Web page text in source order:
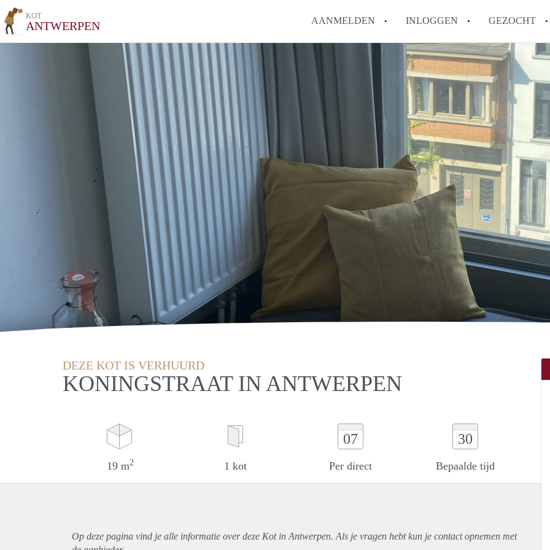
KOT
ANTWERPEN AANMELDEN INLOGGEN GEZOCHT
Zijn kosten zoals water,
kot?
Wat is het Vlaams
Wat is het verschil tussen
Hoeveel kost een
Wanneer moet ik
Alle veelgestelde vragen
DEZE KOT IS VERHUURD
KONINGSTRAAT IN ANTWERPEN
19 m2 1 kot
07
Per direct
30
Bepaalde tijd
Op deze pagina vind je alle informatie over deze Kot in Antwerpen. Als je vragen hebt kun je contact opnemen met